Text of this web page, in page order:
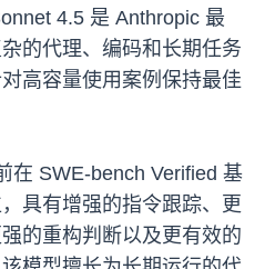
4.5 是 Anthropic 最
的代理、编码和长期任务
高容量使用案例保持最佳
在 SWE-bench Verified 基
具有增强的指令跟踪、更
的重构判断以及更有效的